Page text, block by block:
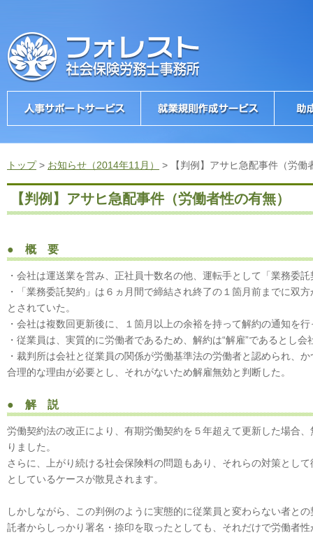
トップ> お知らせ（2014年11月） > 【判例】アサヒ急配事件（労働
【判例】アサヒ急配事件（労働者性の有無）
● 概 要
・会社は運送業を営み、正社員十数名の他、運転手として「業務委
・「業務委託契約」は６ヵ月間で締結され終了の１箇月前までに双
とされていた。
・会社は複数回更新後に、１箇月以上の余裕を持って解約の通知を行
・従業員は、実質的に労働者であるため、解約は“解雇”であるとし
・裁判所は会社と従業員の関係が労働基準法の労働者と認められ、
合理的な理由が必要とし、それがないため解雇無効と判断した。
● 解 説
労働契約法の改正により、有期労働契約を５年超えて更新した場合
りました。
さらに、上がり続ける社会保険料の問題もあり、それらの対策とし
としているケースが散見されます。
しかしながら、この判例のように実態的に従業員と変わらない者と
託者からしっかり署名・捺印を取ったとしても、それだけで労働者